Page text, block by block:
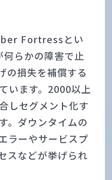
Fortressとい
何らかの障害で止
の損失を補償する
います。2000以上
しセグメント化す
。ダウンタイムの
ラーやサービスプ
スなどが挙げられ